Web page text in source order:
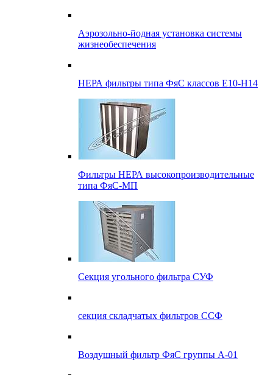
Аэрозольно-йодная установка системы
жизнеобеспечения
НЕРА фильтры типа ФяС классов Е10-Н14
Фильтры НЕРА высокопроизводительные
типа ФяС-МП
Секция угольного фильтра СУФ
секция складчатых фильтров ССФ
Воздушный фильтр ФяС группы А-01